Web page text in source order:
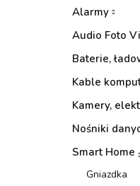
Alarmy
Audio Foto
Baterie,
Kable
Kamery,
Nośniki
Smart Home
Gniazdka